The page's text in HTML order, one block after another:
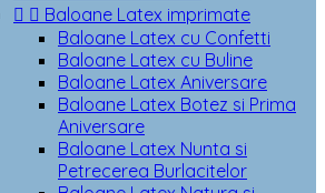
  Baloane Latex imprimate
Baloane Latex cu Confetti
Baloane Latex cu Buline
Baloane Latex Aniversare
Baloane Latex Botez si Prima
Aniversare
Baloane Latex Nunta si
Petrecerea Burlacitelor